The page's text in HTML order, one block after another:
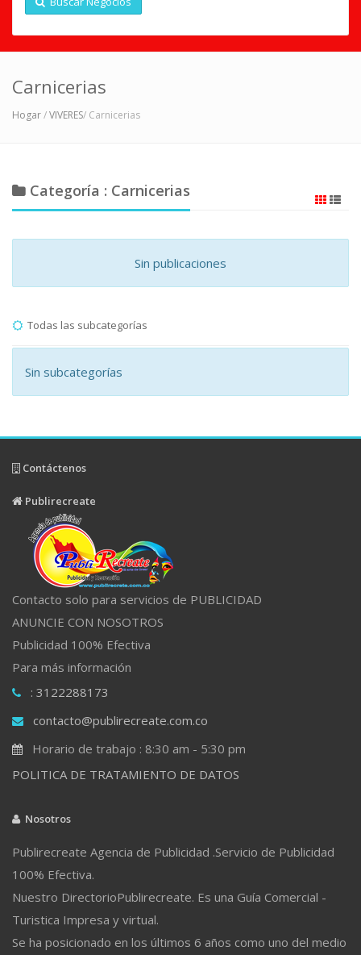
Carnicerias
Hogar/VIVERES/ Carnicerias
Categoría : Carnicerias
Sin publicaciones
Todas las subcategorías
Sin subcategorías
Contáctenos
Publirecreate
Contacto solo para servicios de PUBLICIDAD
ANUNCIE CON NOSOTROS
Publicidad 100% Efectiva
Para más información
: 3122288173
contacto@publirecreate.com.co
Horario de trabajo : 8:30 am - 5:30 pm
POLITICA DE TRATAMIENTO DE DATOS
Nosotros
Publirecreate Agencia de Publicidad .Servicio de Publicidad
100% Efectiva.
Nuestro DirectorioPublirecreate. Es una Guía Comercial -
Turistica Impresa y virtual.
Se ha posicionado en los últimos 6 años como uno del medio